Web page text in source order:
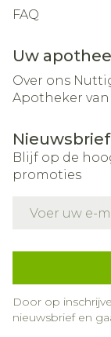
FAQ
Uw
Over ons
Apotheker
Nieuwsbrief
Blijf op de
promoties
Door op
nieuwsbrief en